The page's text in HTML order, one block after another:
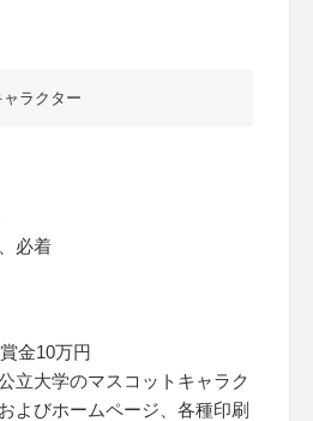
ラクター
必着
金10万円
立大学のマスコットキャラク
よびホームページ、各種印刷